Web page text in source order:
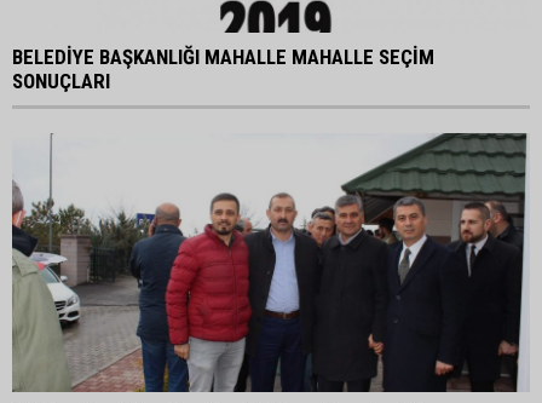
BELEDİYE BAŞKANLIĞI MAHALLE MAHALLE SEÇİM
SONUÇLARI